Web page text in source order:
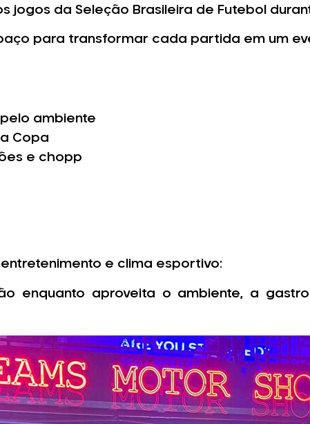
jogos da Seleção Brasileira de Futebol
para transformar cada partida em um
ambiente
Copa
e chopp
e clima esportivo:
enquanto aproveita o ambiente, a